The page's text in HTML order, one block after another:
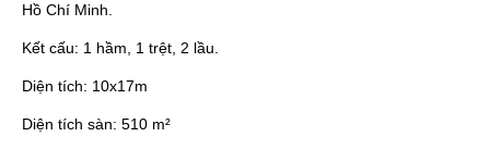
Hồ Chí Minh.
Kết cấu: 1 hầm, 1 trệt, 2 lầu.
Diện tích: 10x17m
Diện tích sàn: 510 m²